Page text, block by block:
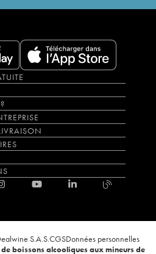
S.A.S.CGSDonnées personnelles
boissons alcooliques aux mineurs de